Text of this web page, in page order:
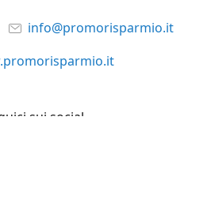
info@promorisparmio.it
sui social